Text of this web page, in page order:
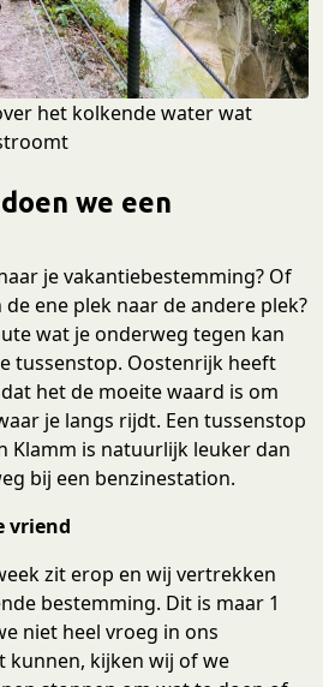
het kolkende water wat
we een
je vakantiebestemming? Of
ene plek naar de andere plek?
wat je onderweg tegen kan
tussenstop. Oostenrijk heeft
het de moeite waard is om
je langs rijdt. Een tussenstop
Klamm is natuurlijk leuker dan
bij een benzinestation.
vriend
zit erop en wij vertrekken
bestemming. Dit is maar 1
niet heel vroeg in ons
kunnen, kijken wij of we